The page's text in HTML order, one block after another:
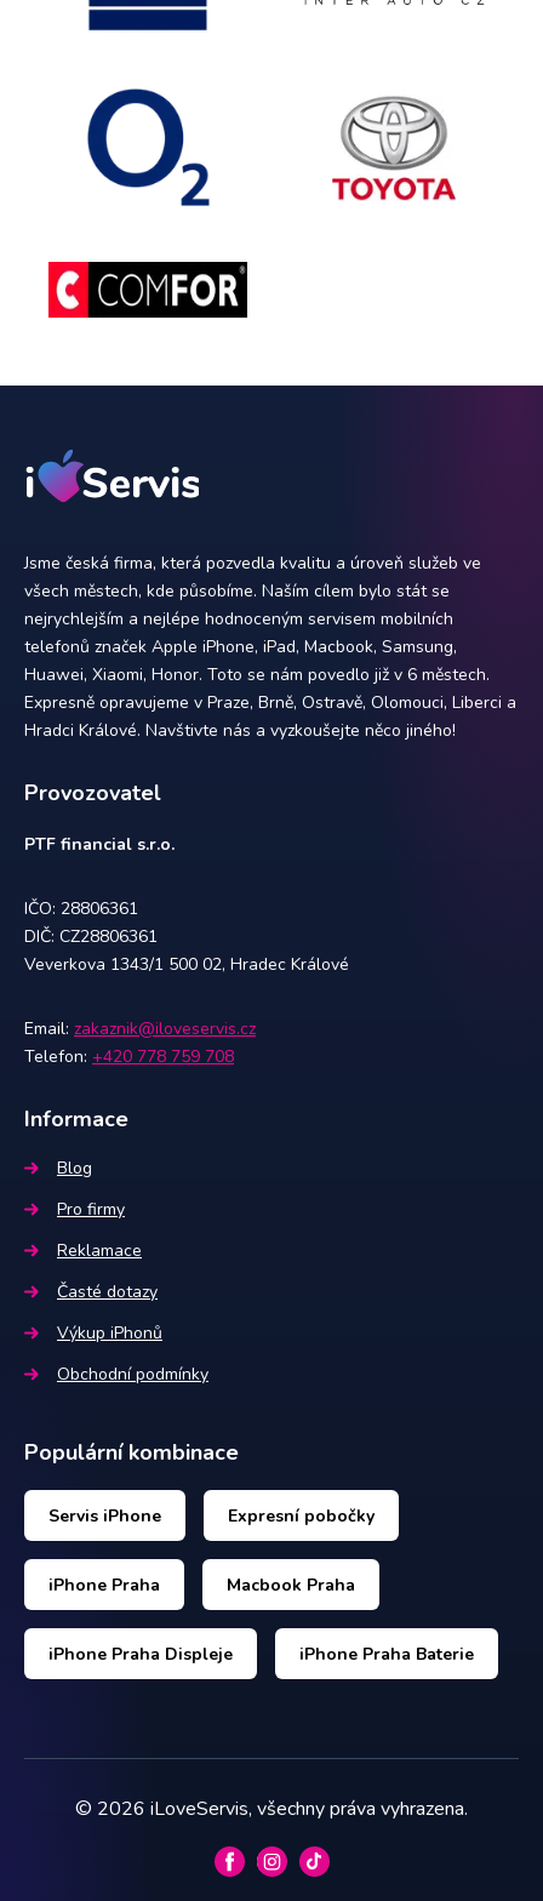
Jsme česká firma, která pozvedla kvalitu a úroveň služeb ve
všech městech, kde působíme. Naším cílem bylo stát se
nejrychlejším a nejlépe hodnoceným servisem mobilních
telefonů značek Apple iPhone, iPad, Macbook, Samsung,
Huawei, Xiaomi, Honor. Toto se nám povedlo již v 6 městech.
Expresně opravujeme v Praze, Brně, Ostravě, Olomouci, Liberci a
Hradci Králové. Navštivte nás a vyzkoušejte něco jiného!
Provozovatel
PTF financial s.r.o.
IČO: 28806361
DIČ: CZ28806361
Veverkova 1343/1 500 02, Hradec Králové
Email: zakaznik@iloveservis.cz
Telefon: +420 778 759 708
Informace
Blog
Pro firmy
Reklamace
Časté dotazy
Výkup iPhonů
Obchodní podmínky
Populární kombinace
Servis iPhone Expresní pobočky
iPhone Praha Macbook Praha
iPhone Praha Displeje iPhone Praha Baterie
© 2026 iLoveServis, všechny práva vyhrazena.